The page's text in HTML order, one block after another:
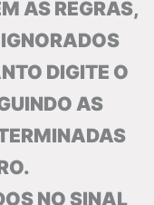
AS REGRAS,
DIGITE O
AS
NO SINAL